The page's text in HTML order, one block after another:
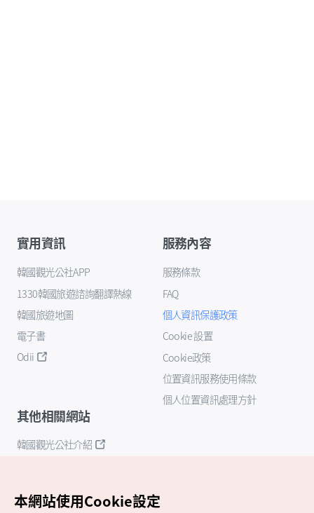
實用資訊
韓國觀光公社APP
1330韓國旅遊諮詢翻譯熱線
韓國旅遊地圖
電子書
Odii
服務內容
服務條款
FAQ
個人資訊保護政策
Cookie 設置
Cookie政策
位置資訊服務使用條款
個人位置資訊處理方針
其他相關網站
韓國觀光公社介紹
本網站使用Cookie設定